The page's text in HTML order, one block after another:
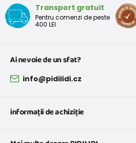
Transport gratuit
Pentru comenzi de peste
400 LEI
Ai nevoie de un sfat?
info@pidilidi.cz
informații de achiziție